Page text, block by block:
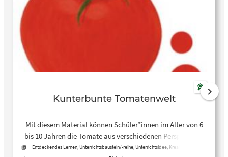
Kunterbunte Tomatenwelt
Mit diesem Material können Schüler*innen im Alter von 6
bis 10 Jahren die Tomate aus verschiedenen Perspektiven
kennenlernen: Sie blicken aus dem Weltall auf Almeria,
Entdeckendes Lernen, Unterrichtsbaustein/-reihe, Unterrichtsidee, Kreative, offene